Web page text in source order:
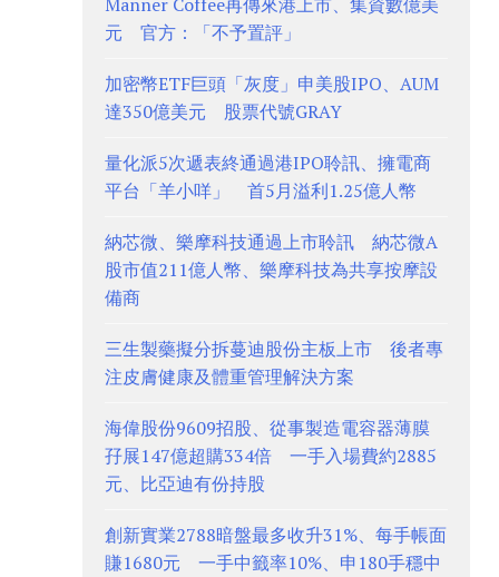
元 官方：「不予置評」
加密幣ETF巨頭「灰度」申美股IPO、AUM
達350億美元 股票代號GRAY
量化派5次遞表終通過港IPO聆訊、擁電商
平台「羊小咩」 首5月溢利1.25億人幣
納芯微、樂摩科技通過上市聆訊 納芯微A
股市值211億人幣、樂摩科技為共享按摩設
備商
三生製藥擬分拆蔓迪股份主板上市 後者專
注皮膚健康及體重管理解決方案
海偉股份9609招股、從事製造電容器薄膜
孖展147億超購334倍 一手入場費約2885
元、比亞迪有份持股
創新實業2788暗盤最多收升31%、每手帳面
賺1680元 一手中籤率10%、申180手穩中